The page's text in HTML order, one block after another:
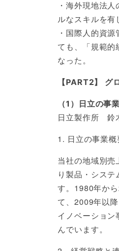
・海外現地法
ルなスキルを有
・国際人的資
ても、「規範
なった。
【PART2】 グ
（1）日立の事
日立製作所 鈴
1. 日立の事業概
当社の地域別
り製品・シス
す。1980年か
て、2009年以
イノベーショ
んでいます。